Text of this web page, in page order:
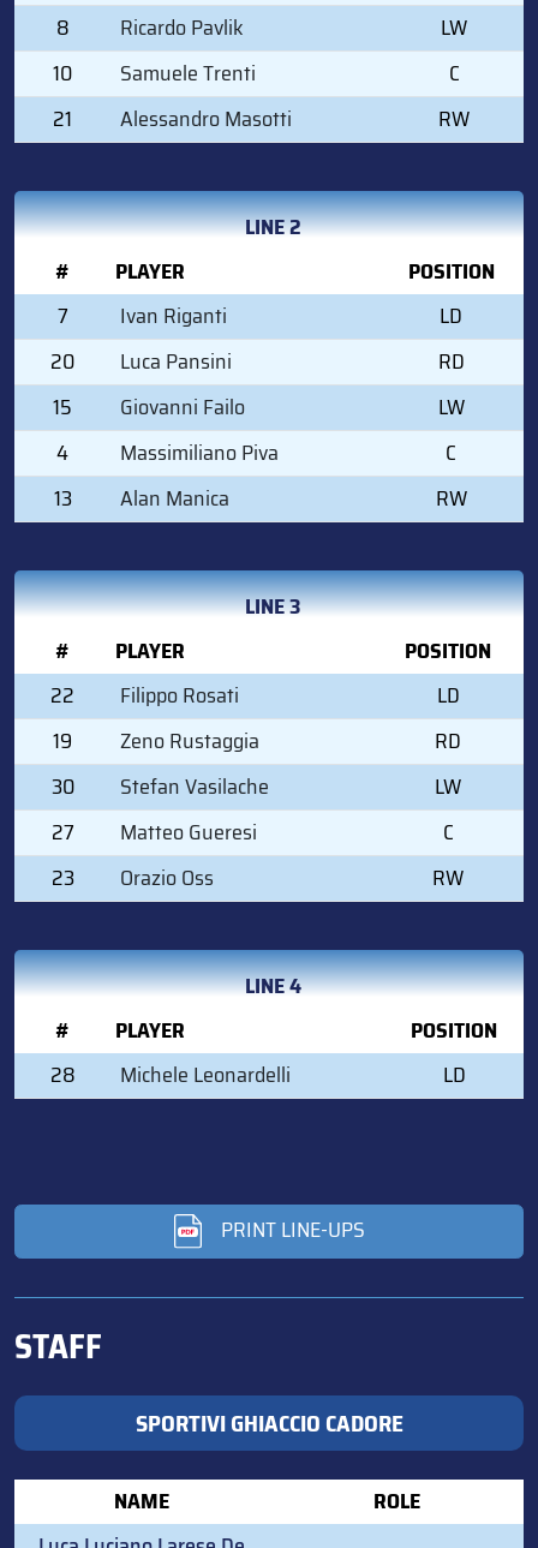
8
Ricardo Pavlik
LW
10
Samuele Trenti
C
21
Alessandro Masotti RW
LINE 2
#
PLAYER
POSITION
7
Ivan Riganti
LD
20
Luca Pansini
RD
15
Giovanni Failo
LW
4
Massimiliano Piva
C
13
Alan Manica RW
LINE 3
#
PLAYER
POSITION
22
Filippo Rosati
LD
19
Zeno Rustaggia
RD
30
Stefan Vasilache
LW
27
Matteo Gueresi
C
23
Orazio Oss RW
LINE 4
#
PLAYER
POSITION
28
Michele Leonardelli LD
PRINT LINE-UPS
STAFF
SPORTIVI GHIACCIO CADORE
NAME ROLE